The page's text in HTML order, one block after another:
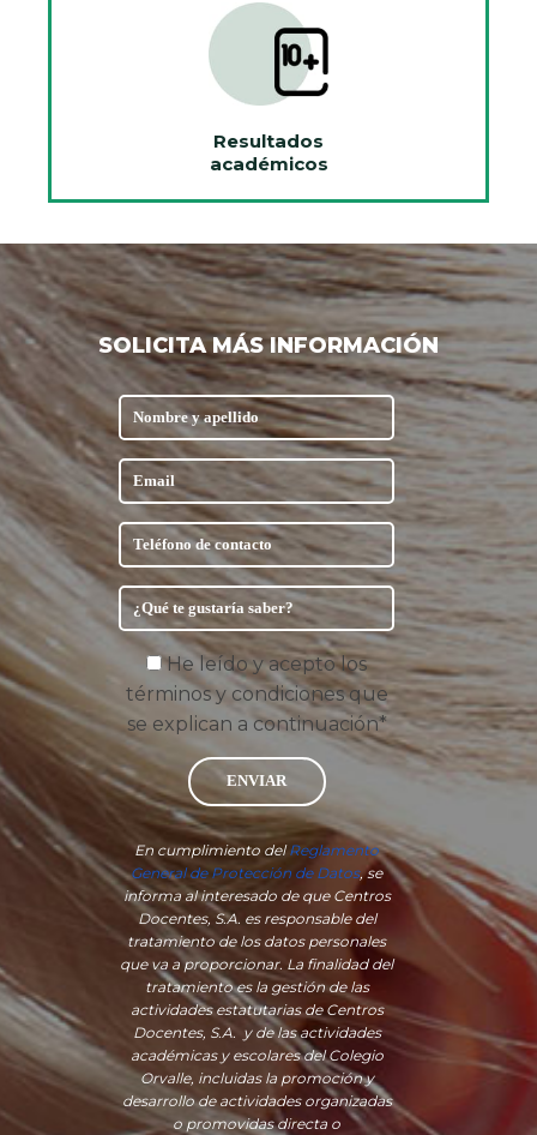
Resultados
académicos
SOLICITA MÁS INFORMACIÓN
He leído y acepto los
términos y condiciones que
se explican a continuación*
ENVIAR
En cumplimiento delReglamento
General de Protección de Datos, se
informa al interesado de que Centros
Docentes, S.A. es responsable del
tratamiento de los datos personales
que va a proporcionar. La finalidad del
tratamiento es la gestión de las
actividades estatutarias de Centros
Docentes, S.A. y de las actividades
académicas y escolares del Colegio
Orvalle, incluidas la promoción y
desarrollo de actividades organizadas
o promovidas directa o